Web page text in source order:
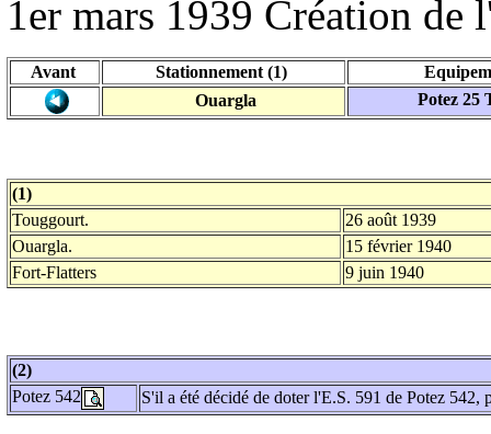
1er mars 1939 Création de
Avant Stationnement (1)
Ouargla
Potez 25
(1)
Touggourt.
26 août 1939
Ouargla.
15 février 1940
Fort-Flatters
9 juin 1940
(2)
Potez 542
S'il a été décidé de doter l'E.S. 591 de Potez 542,